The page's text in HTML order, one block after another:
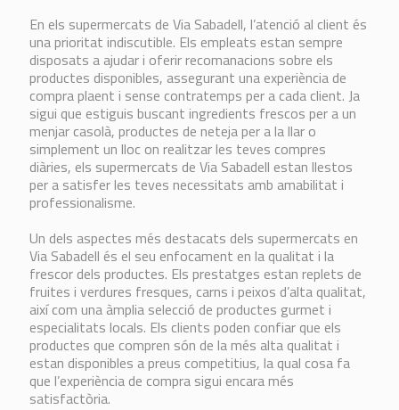
En els supermercats de Via Sabadell, l’atenció al client és
una prioritat indiscutible. Els empleats estan sempre
disposats a ajudar i oferir recomanacions sobre els
productes disponibles, assegurant una experiència de
compra plaent i sense contratemps per a cada client. Ja
sigui que estiguis buscant ingredients frescos per a un
menjar casolà, productes de neteja per a la llar o
simplement un lloc on realitzar les teves compres
diàries, els supermercats de Via Sabadell estan llestos
per a satisfer les teves necessitats amb amabilitat i
professionalisme.
Un dels aspectes més destacats dels supermercats en
Via Sabadell és el seu enfocament en la qualitat i la
frescor dels productes. Els prestatges estan replets de
fruites i verdures fresques, carns i peixos d’alta qualitat,
així com una àmplia selecció de productes gurmet i
especialitats locals. Els clients poden confiar que els
productes que compren són de la més alta qualitat i
estan disponibles a preus competitius, la qual cosa fa
que l’experiència de compra sigui encara més
satisfactòria.